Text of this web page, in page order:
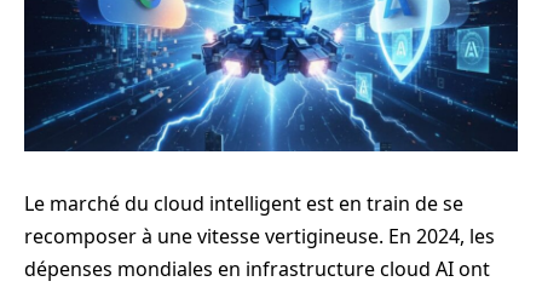
Le marché du cloud intelligent est en train de se
recomposer à une vitesse vertigineuse. En 2024, les
dépenses mondiales en infrastructure cloud AI ont